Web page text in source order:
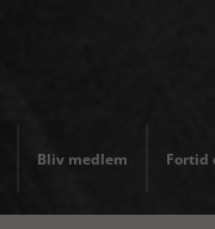
Bliv medlem Fortid